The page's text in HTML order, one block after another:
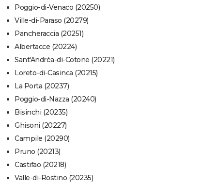
Poggio-di-Venaco (20250)
Ville-di-Paraso (20279)
Pancheraccia (20251)
Albertacce (20224)
Sant'Andréa-di-Cotone (20221)
Loreto-di-Casinca (20215)
La Porta (20237)
Poggio-di-Nazza (20240)
Bisinchi (20235)
Ghisoni (20227)
Campile (20290)
Pruno (20213)
Castifao (20218)
Valle-di-Rostino (20235)